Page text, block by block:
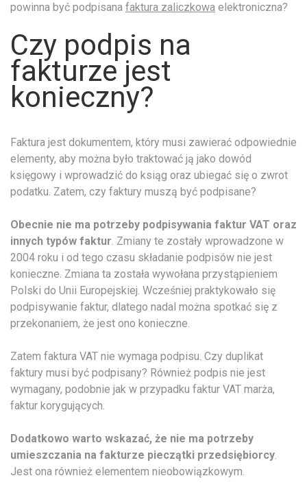
powinna być podpisana faktura zaliczkowa elektroniczna?
Czy podpis na
fakturze jest
konieczny?
Faktura jest dokumentem, który musi zawierać odpowiednie
elementy, aby można było traktować ją jako dowód
księgowy i wprowadzić do ksiąg oraz ubiegać się o zwrot
podatku. Zatem, czy faktury muszą być podpisane?
Obecnie nie ma potrzeby podpisywania faktur VAT oraz
innych typów faktur. Zmiany te zostały wprowadzone w
2004 roku i od tego czasu składanie podpisów nie jest
konieczne. Zmiana ta została wywołana przystąpieniem
Polski do Unii Europejskiej. Wcześniej praktykowało się
podpisywanie faktur, dlatego nadal można spotkać się z
przekonaniem, że jest ono konieczne.
Zatem faktura VAT nie wymaga podpisu. Czy duplikat
faktury musi być podpisany? Również podpis nie jest
wymagany, podobnie jak w przypadku faktur VAT marża,
faktur korygujących.
Dodatkowo warto wskazać, że nie ma potrzeby
umieszczania na fakturze pieczątki przedsiębiorcy.
Jest ona również elementem nieobowiązkowym.